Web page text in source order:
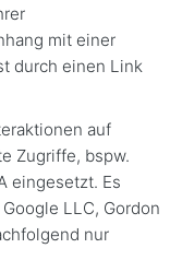
mit einer
durch einen Link
auf
Zugriffe, bspw.
eingesetzt. Es
LLC, Gordon
nur